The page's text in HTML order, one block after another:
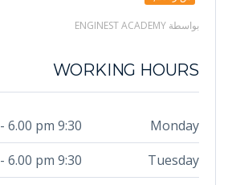
بواسطة ENGINEST ACADEMY
WORKING HOURS
Monday
9:30 am - 6.00 pm
Tuesday
9:30 am - 6.00 pm